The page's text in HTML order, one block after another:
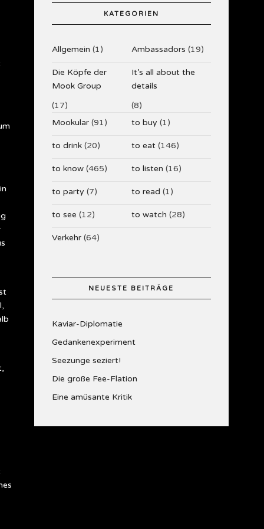
KATEGORIEN
Allgemein (1) Ambassadors (19)
Die Köpfe der
Mook Group
(17)
It’s all about the
details
(8)
Mookular(91) to buy (1)
to drink(20) to eat(146)
to know(465) to listen (16)
to party (7) to read (1)
to see (12) to watch (28)
Verkehr(64)
NEUESTE BEITRÄGE
Kaviar-Diplomatie
Gedankenexperiment
Seezunge seziert!
Die große Fee-Flation
Eine amüsante Kritik